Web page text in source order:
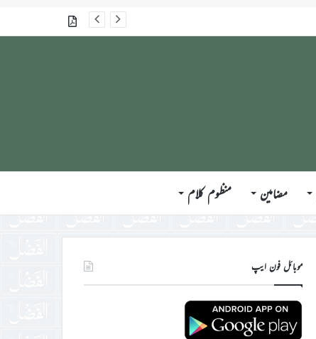
گذشتہ شمارے
مضامین منظوم کلام
موبائل فون ایپ